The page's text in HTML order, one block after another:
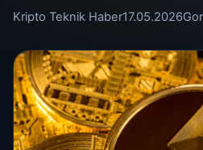
Kripto Teknik Haber17.05.2026